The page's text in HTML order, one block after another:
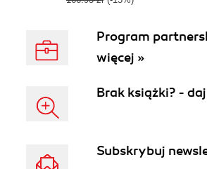
Program
więcej »
Brak książki? -
Subskrybuj